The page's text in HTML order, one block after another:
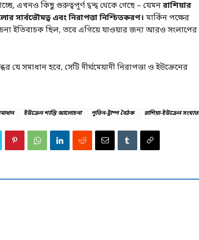
এখনও কিছু গুরুত্বপূর্ণ দ্বন্দ্ব থেকে গেছে – যেমনরাশিয়ার
সার্বভৌমত্ব এবং নিরাপত্তা নিশ্চিতকরণ। মার্কিন পক্ষের
ইতিবাচক ছিল, তবে এগিয়ে যাওয়ার জন্য আরও সংলাপের
যে সমাধান হবে, সেটি দীর্ঘমেয়াদী নিরাপত্তা ও ইউক্রেনের
ইউক্রেন শান্তি আলোচনা পুতিন-ট্রাম্প বৈঠক রাশিয়া-ইউক্রেন সংঘাত